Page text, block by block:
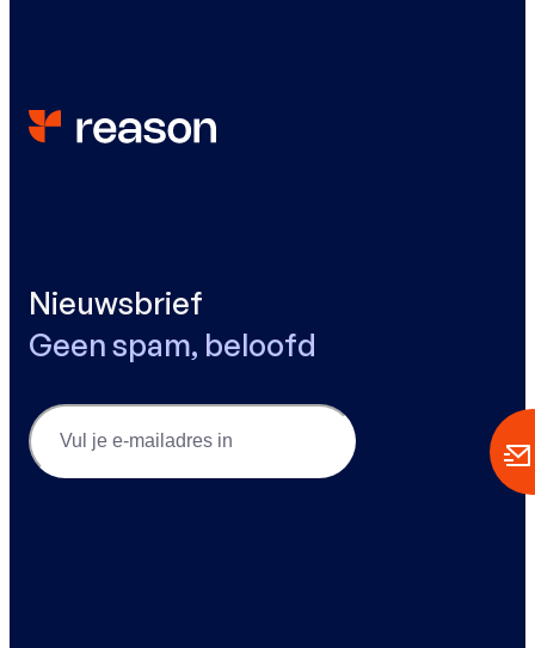
Nieuwsbrief
Geen spam, beloofd
Email